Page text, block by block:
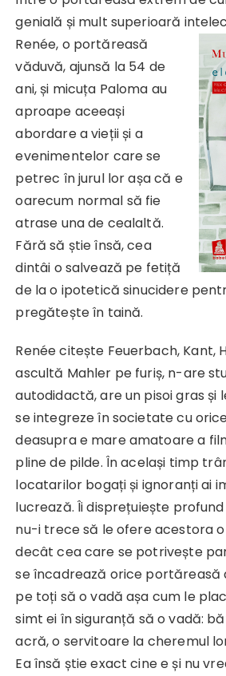
genială și mult superioară
Renée, o portăreasă
văduvă, ajunsă la 54 de
ani, și micuța Paloma au
aproape aceeași
abordare a vieții și a
evenimentelor care se
petrec în jurul lor așa că e
oarecum normal să fie
atrase una de cealaltă.
Fără să știe însă, cea
dintâi o salvează pe fetiță
de la o ipotetică sinucidere
pregătește în taină.
Renée citește Feuerbach, Kant,
ascultă Mahler pe furiș, n-are
autodidactă, are un pisoi gras și
se integreze în societate cu
deasupra e mare amatoare a
pline de pilde. În același timp
locatarilor bogați și ignoranți ai
lucrează. Îi disprețuiește
nu-i trece să le ofere acestora
decât cea care se potrivește
se încadrează orice portăreasă
pe toți să o vadă așa cum le
simt ei în siguranță să o vadă:
acră, o servitoare la cheremul
Ea însă știe exact cine e și nu